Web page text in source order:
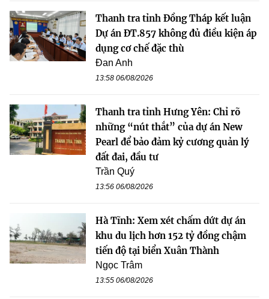
Thanh tra tỉnh Đồng Tháp kết luận
Dự án ĐT.857 không đủ điều kiện áp
dụng cơ chế đặc thù
Đan Anh
13:58 06/08/2026
Thanh tra tỉnh Hưng Yên: Chỉ rõ
những “nút thắt” của dự án New
Pearl để bảo đảm kỷ cương quản lý
đất đai, đầu tư
Trần Quý
13:56 06/08/2026
Hà Tĩnh: Xem xét chấm dứt dự án
khu du lịch hơn 152 tỷ đồng chậm
tiến độ tại biển Xuân Thành
Ngọc Trâm
13:55 06/08/2026